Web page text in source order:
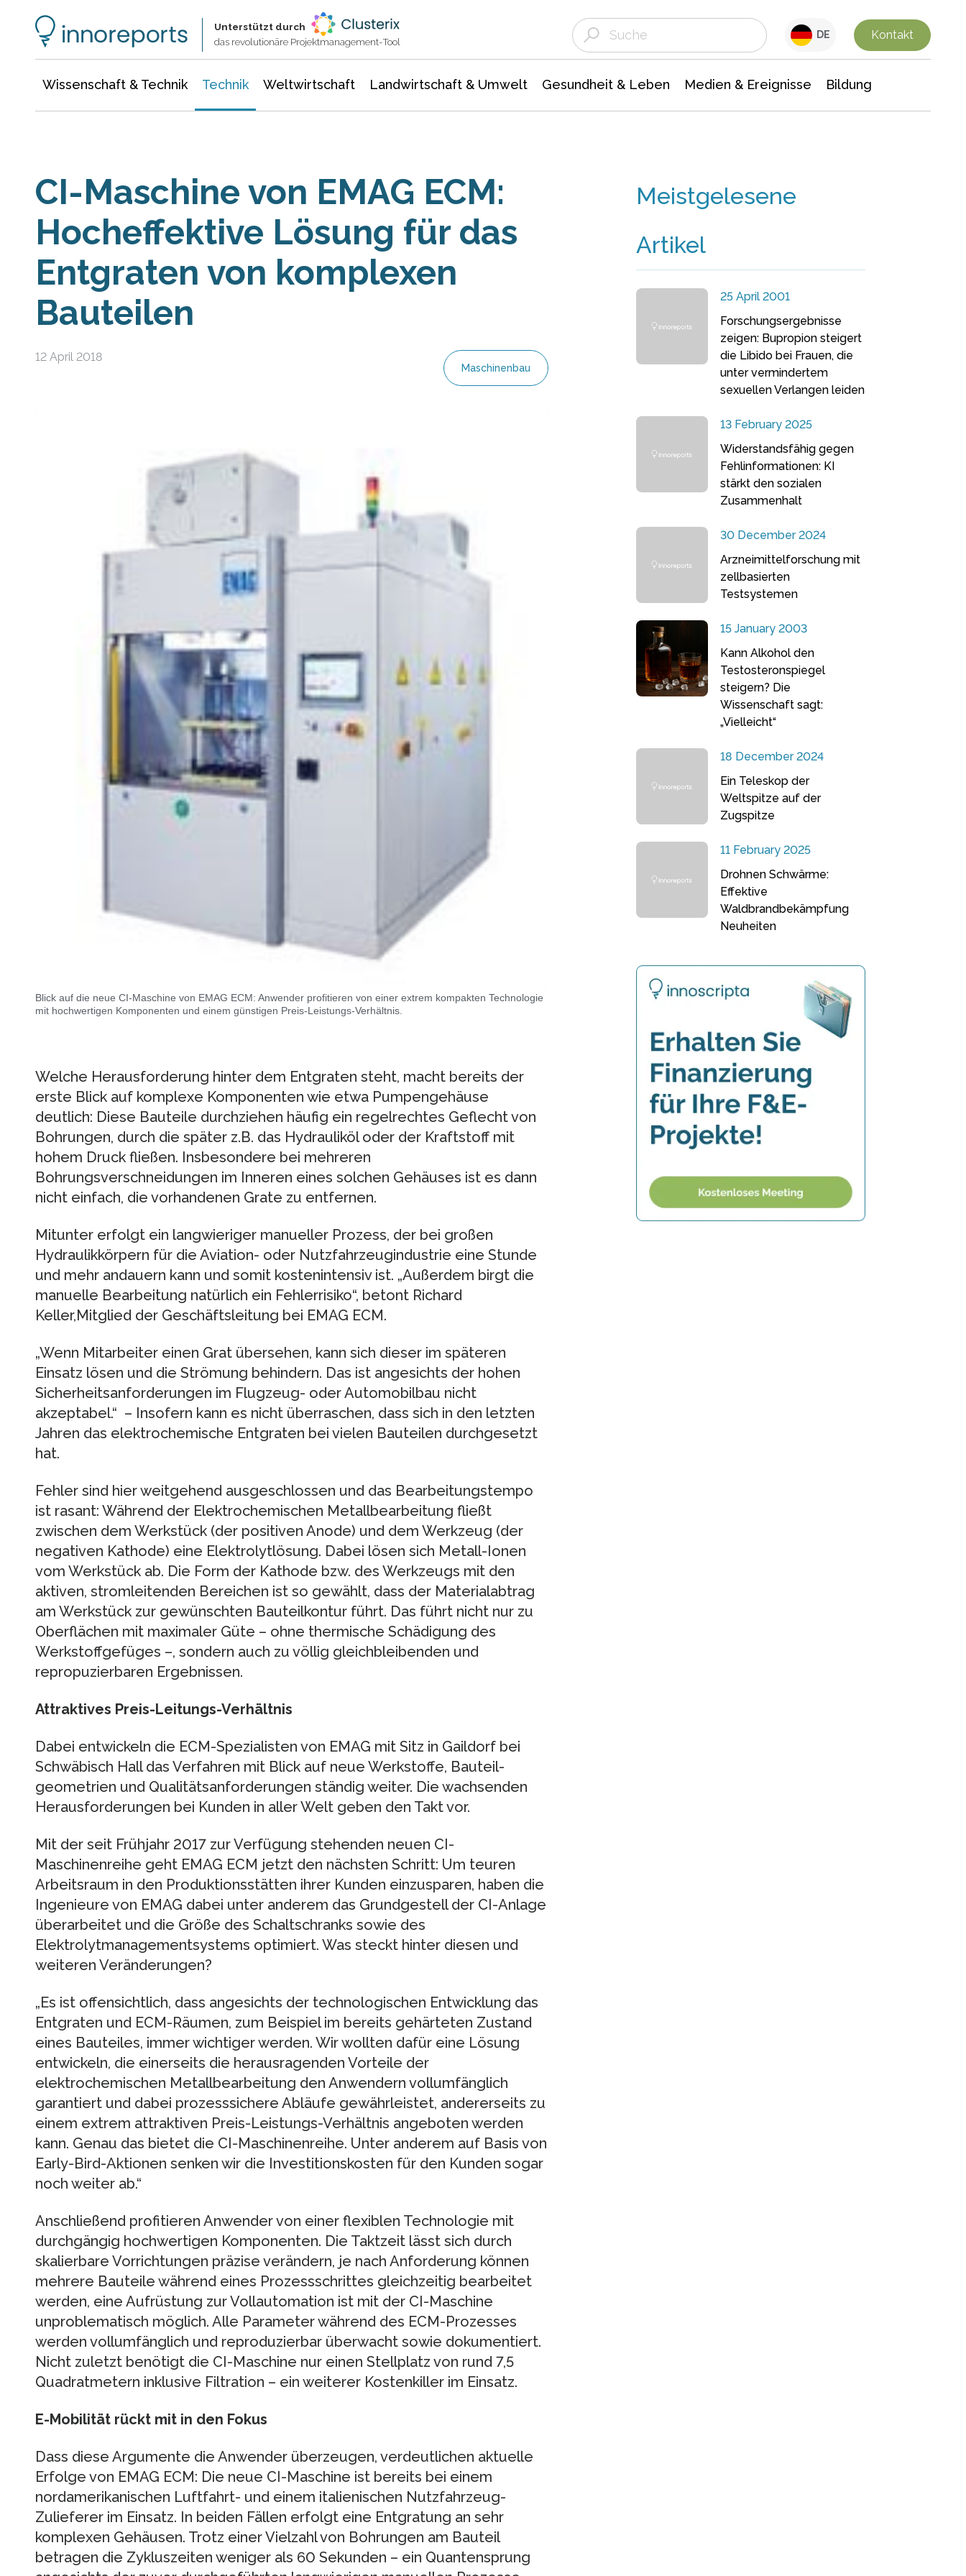
Unterstützt durch
das revolutionäre Projektmanagement-Tool
DE Kontakt
Wissenschaft & Technik Technik Weltwirtschaft Landwirtschaft & Umwelt Gesundheit & Leben Medien & Ereignisse Bildung
CI-Maschine von EMAG ECM:
Hocheffektive Lösung für das
Entgraten von komplexen
Bauteilen
12 April 2018
Maschinenbau
Blick auf die neue CI-Maschine von EMAG ECM: Anwender profitieren von einer extrem kompakten Technologie
mit hochwertigen Komponenten und einem günstigen Preis-Leistungs-Verhältnis.
Welche Herausforderung hinter dem Entgraten steht, macht bereits der
erste Blick auf komplexe Komponenten wie etwa Pumpengehäuse
deutlich: Diese Bauteile durchziehen häufig ein regelrechtes Geflecht von
Bohrungen, durch die später z.B. das Hydrauliköl oder der Kraftstoff mit
hohem Druck fließen. Insbesondere bei mehreren
Bohrungsverschneidungen im Inneren eines solchen Gehäuses ist es dann
nicht einfach, die vorhandenen Grate zu entfernen.
Mitunter erfolgt ein langwieriger manueller Prozess, der bei großen
Hydraulikkörpern für die Aviation- oder Nutzfahrzeugindustrie eine Stunde
und mehr andauern kann und somit kostenintensiv ist. „Außerdem birgt die
manuelle Bearbeitung natürlich ein Fehlerrisiko“, betont Richard
Keller,Mitglied der Geschäftsleitung bei EMAG ECM.
„Wenn Mitarbeiter einen Grat übersehen, kann sich dieser im späteren
Einsatz lösen und die Strömung behindern. Das ist angesichts der hohen
Sicherheitsanforderungen im Flugzeug- oder Automobilbau nicht
akzeptabel.“ – Insofern kann es nicht überraschen, dass sich in den letzten
Jahren das elektrochemische Entgraten bei vielen Bauteilen durchgesetzt
hat.
Fehler sind hier weitgehend ausgeschlossen und das Bearbeitungstempo
ist rasant: Während der Elektrochemischen Metallbearbeitung fließt
zwischen dem Werkstück (der positiven Anode) und dem Werkzeug (der
negativen Kathode) eine Elektrolytlösung. Dabei lösen sich Metall-Ionen
vom Werkstück ab. Die Form der Kathode bzw. des Werkzeugs mit den
aktiven, stromleitenden Bereichen ist so gewählt, dass der Materialabtrag
am Werkstück zur gewünschten Bauteilkontur führt. Das führt nicht nur zu
Oberflächen mit maximaler Güte – ohne thermische Schädigung des
Werkstoffgefüges –, sondern auch zu völlig gleichbleibenden und
repropuzierbaren Ergebnissen.
Attraktives Preis-Leitungs-Verhältnis
Dabei entwickeln die ECM-Spezialisten von EMAG mit Sitz in Gaildorf bei
Schwäbisch Hall das Verfahren mit Blick auf neue Werkstoffe, Bauteil-
geometrien und Qualitätsanforderungen ständig weiter. Die wachsenden
Herausforderungen bei Kunden in aller Welt geben den Takt vor.
Mit der seit Frühjahr 2017 zur Verfügung stehenden neuen CI-
Maschinenreihe geht EMAG ECM jetzt den nächsten Schritt: Um teuren
Arbeitsraum in den Produktionsstätten ihrer Kunden einzusparen, haben die
Ingenieure von EMAG dabei unter anderem das Grundgestell der CI-Anlage
überarbeitet und die Größe des Schaltschranks sowie des
Elektrolytmanagementsystems optimiert. Was steckt hinter diesen und
weiteren Veränderungen?
„Es ist offensichtlich, dass angesichts der technologischen Entwicklung das
Entgraten und ECM-Räumen, zum Beispiel im bereits gehärteten Zustand
eines Bauteiles, immer wichtiger werden. Wir wollten dafür eine Lösung
entwickeln, die einerseits die herausragenden Vorteile der
elektrochemischen Metallbearbeitung den Anwendern vollumfänglich
garantiert und dabei prozesssichere Abläufe gewährleistet, andererseits zu
einem extrem attraktiven Preis-Leistungs-Verhältnis angeboten werden
kann. Genau das bietet die CI-Maschinenreihe. Unter anderem auf Basis von
Early-Bird-Aktionen senken wir die Investitionskosten für den Kunden sogar
noch weiter ab.“
Anschließend profitieren Anwender von einer flexiblen Technologie mit
durchgängig hochwertigen Komponenten. Die Taktzeit lässt sich durch
skalierbare Vorrichtungen präzise verändern, je nach Anforderung können
mehrere Bauteile während eines Prozessschrittes gleichzeitig bearbeitet
werden, eine Aufrüstung zur Vollautomation ist mit der CI-Maschine
unproblematisch möglich. Alle Parameter während des ECM-Prozesses
werden vollumfänglich und reproduzierbar überwacht sowie dokumentiert.
Nicht zuletzt benötigt die CI-Maschine nur einen Stellplatz von rund 7,5
Quadratmetern inklusive Filtration – ein weiterer Kostenkiller im Einsatz.
E-Mobilität rückt mit in den Fokus
Dass diese Argumente die Anwender überzeugen, verdeutlichen aktuelle
Erfolge von EMAG ECM: Die neue CI-Maschine ist bereits bei einem
nordamerikanischen Luftfahrt- und einem italienischen Nutzfahrzeug-
Zulieferer im Einsatz. In beiden Fällen erfolgt eine Entgratung an sehr
komplexen Gehäusen. Trotz einer Vielzahl von Bohrungen am Bauteil
betragen die Zykluszeiten weniger als 60 Sekunden – ein Quantensprung
Meistgelesene
Artikel
25 April 2001
Forschungsergebnisse
zeigen: Bupropion steigert
die Libido bei Frauen, die
unter vermindertem
sexuellen Verlangen leiden
13 February 2025
Widerstandsfähig gegen
Fehlinformationen: KI
stärkt den sozialen
Zusammenhalt
30 December 2024
Arzneimittelforschung mit
zellbasierten
Testsystemen
15 January 2003
Kann Alkohol den
Testosteronspiegel
steigern? Die
Wissenschaft sagt:
„Vielleicht“
18 December 2024
Ein Teleskop der
Weltspitze auf der
Zugspitze
11 February 2025
Drohnen Schwärme:
Effektive
Waldbrandbekämpfung
Neuheiten